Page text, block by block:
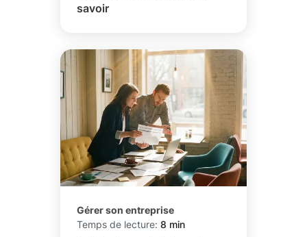
savoir
Gérer son entreprise
Temps de lecture: 8 min